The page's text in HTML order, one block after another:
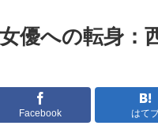
優への転身：
Facebook はて